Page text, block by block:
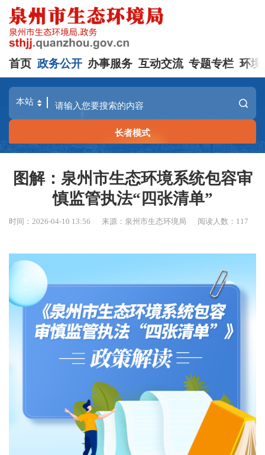
首页 政务公开 办事服务 互动交流 专题专栏 环境
长者模式
图解：泉州市生态环境系统包容审
慎监管执法“四张清单”
时间：2026-04-10 13:56 来源：泉州市生态环境局 阅读人数： 117